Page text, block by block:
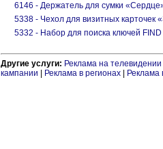
6146 - Держатель для сумки
5338 - Чехол для визитных карточек
5332 - Набор для поиска ключей FIND
Другие услуги: Реклама на телевидении
кампании
Реклама в регионах Реклама